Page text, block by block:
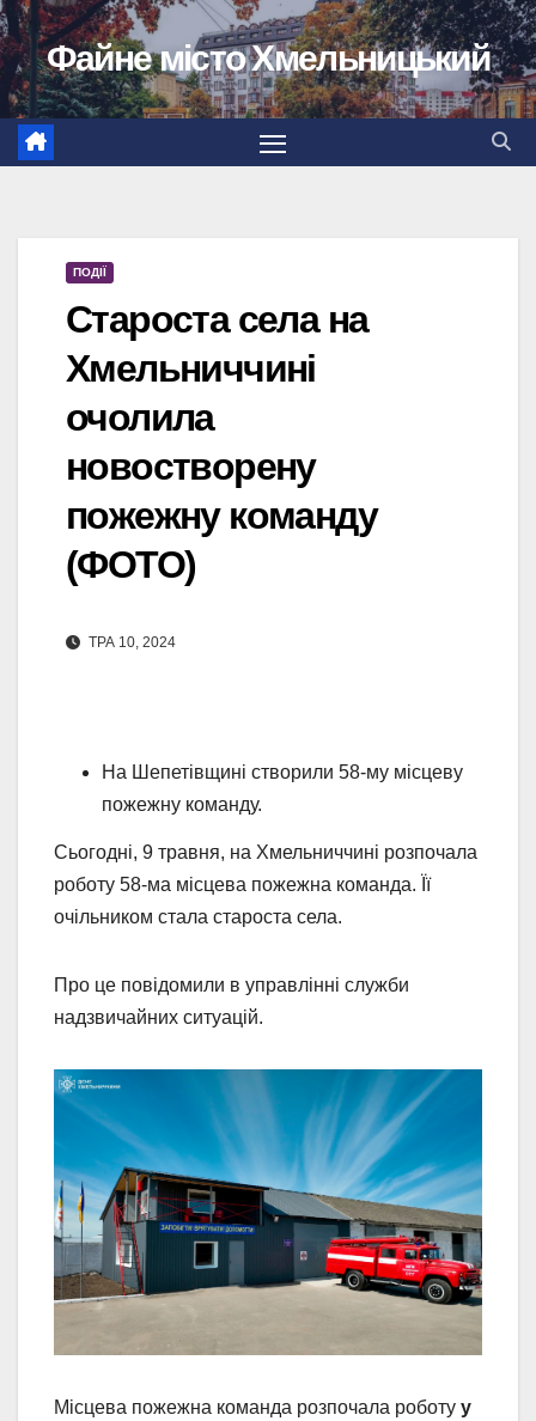
Перейти
до
вмісту
Файне місто Хмельницький
ПОДІЇ
Староста села на
Хмельниччині
очолила
новостворену
пожежну команду
(ФОТО)
ТРА 10, 2024
На Шепетівщині створили 58-му місцеву
пожежну команду.
Сьогодні, 9 травня, на Хмельниччині розпочала
роботу 58-ма місцева пожежна команда. Її
очільником стала староста села.
Про це повідомили в управлінні служби
надзвичайних ситуацій.
Місцева пожежна команда розпочала роботу у